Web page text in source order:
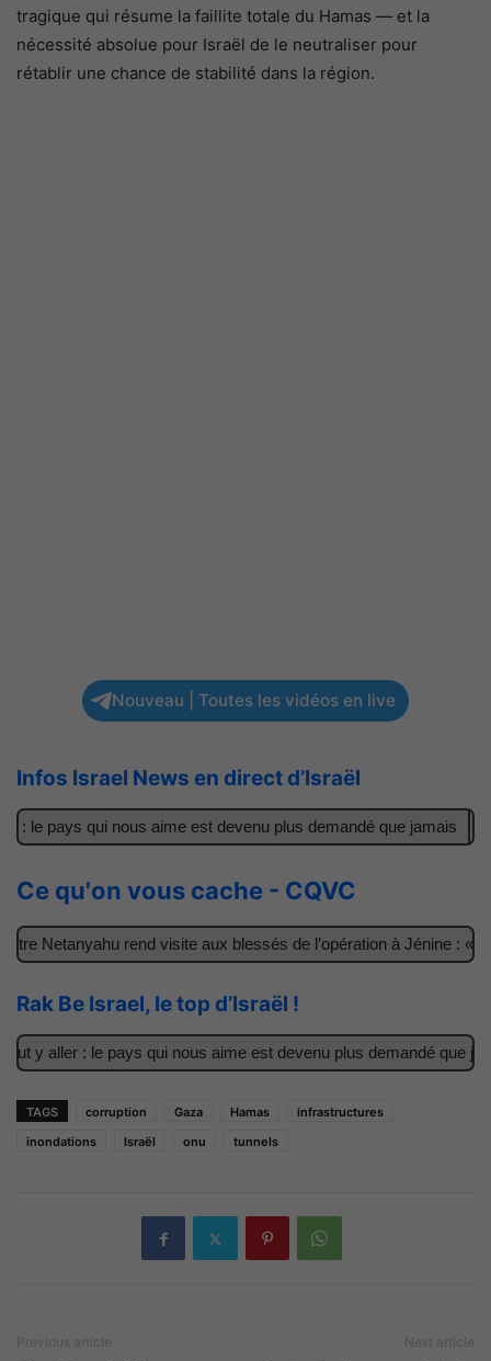
tragique qui résume la faillite totale du Hamas — et la
nécessité absolue pour Israël de le neutraliser pour
rétablir une chance de stabilité dans la région.
Nouveau | Toutes les vidéos en live
Infos Israel News en direct d’Israël
le pays qui nous aime est devenu plus demandé que jamais
Ce qu'on vous cache - CQVC
Netanyahu rend visite aux blessés de l’opération à Jénine : «
Rak Be Israel, le top d’Israël !
y aller : le pays qui nous aime est devenu plus demandé que
TAGS corruption Gaza Hamas
infrastructures
inondations
Israël onu tunnels
Previous article Next article